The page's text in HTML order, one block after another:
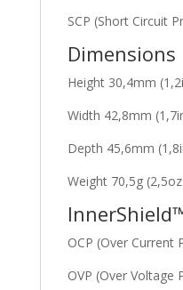
SCP (Short Circuit
Dimensions
Height 30,4mm
Width 42,8mm
Depth 45,6mm
Weight 70,5g
OCP (Over Current
OVP (Over Voltage